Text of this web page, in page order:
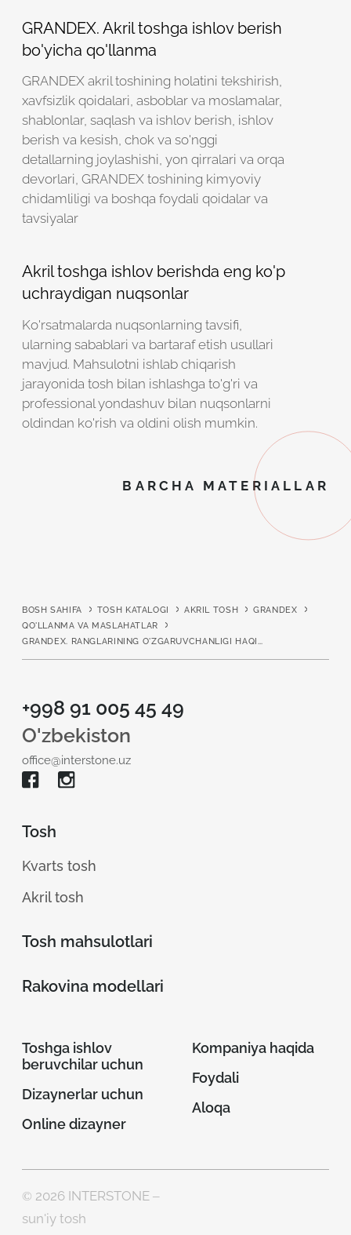
GRANDEX. Akril toshga ishlov berish
bo'yicha qo'llanma
GRANDEX akril toshining holatini tekshirish,
xavfsizlik qoidalari, asboblar va moslamalar,
shablonlar, saqlash va ishlov berish, ishlov
berish va kesish, chok va so'nggi
detallarning joylashishi, yon qirralari va orqa
devorlari, GRANDEX toshining kimyoviy
chidamliligi va boshqa foydali qoidalar va
tavsiyalar
Akril toshga ishlov berishda eng ko'p
uchraydigan nuqsonlar
Ko'rsatmalarda nuqsonlarning tavsifi,
ularning sabablari va bartaraf etish usullari
mavjud. Mahsulotni ishlab chiqarish
jarayonida tosh bilan ishlashga to'g'ri va
professional yondashuv bilan nuqsonlarni
oldindan ko'rish va oldini olish mumkin.
BARCHA MATERIALLAR
BOSH SAHIFA TOSH KATALOGI AKRIL TOSH
GRANDEX
QO'LLANMA VA MASLAHATLAR
GRANDEX. RANGLARINING O'ZGARUVCHANLIGI HAQIDA MA'LUMOT
+998 91 005 45 49
O'zbekiston
office@interstone.uz
Tosh
Kvarts tosh
Akril tosh
Tosh mahsulotlari
Rakovina modellari
Toshga ishlov
beruvchilar uchun
Dizaynerlar uchun
Online dizayner
Kompaniya haqida
Foydali
Aloqa
© 2026 INTERSTONE –
sun'iy tosh